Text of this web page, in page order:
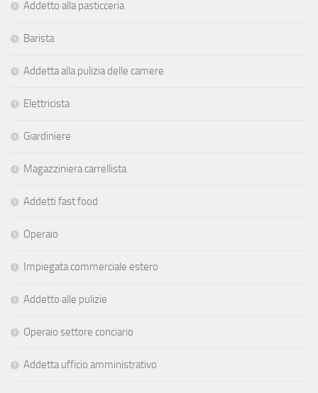
Addetto alla pasticceria
Barista
Addetta alla pulizia delle camere
Elettricista
Giardiniere
Magazziniera carrellista
Addetti fast food
Operaio
Impiegata commerciale estero
Addetto alle pulizie
Operaio settore conciario
Addetta ufficio amministrativo